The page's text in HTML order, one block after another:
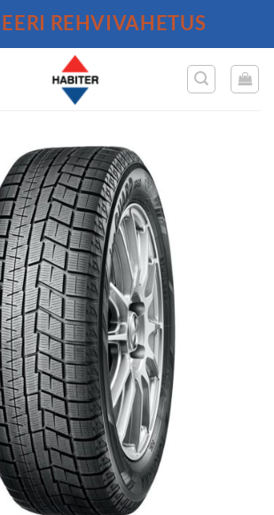
REHVIVAHETUS